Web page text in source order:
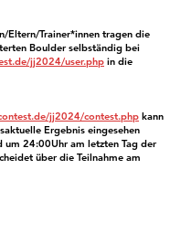
Eltern/Trainer*innen tragen die
Boulder selbständig bei
jj2024/user.php in die
jj2024/contest.php kann
Ergebnis eingesehen
um 24:00Uhr am letzten Tag der
über die Teilnahme am